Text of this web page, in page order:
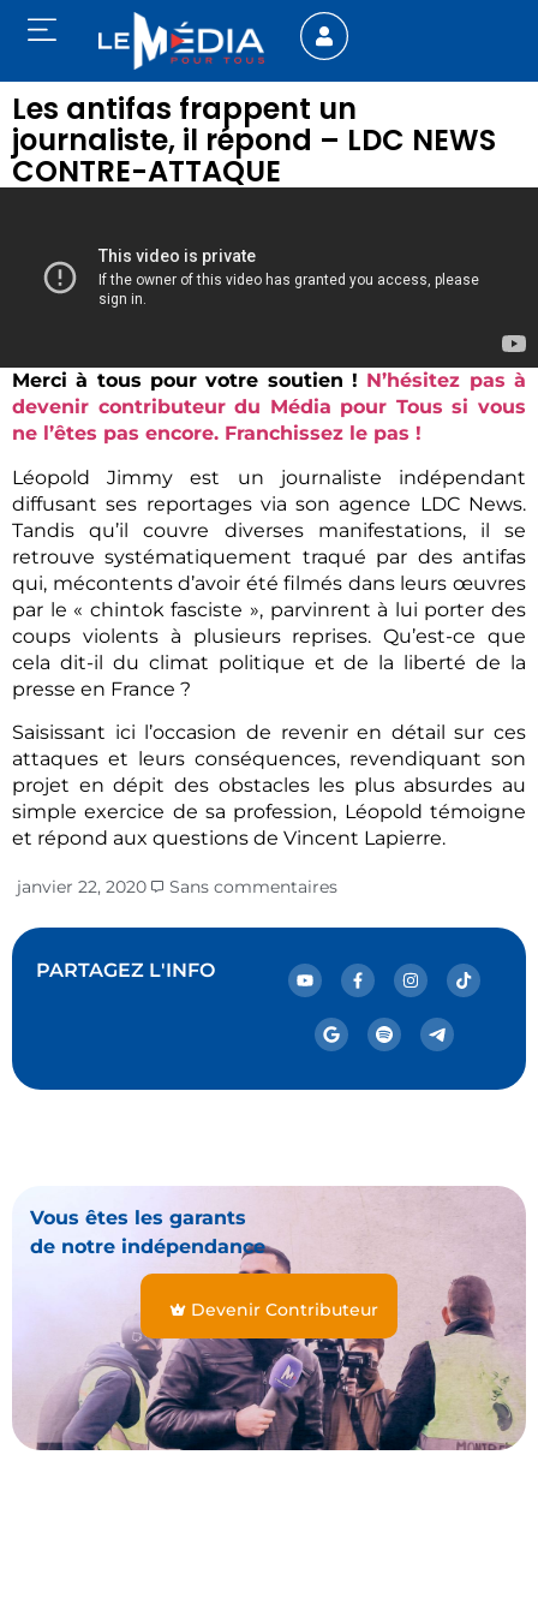
Les antifas frappent un
journaliste, il répond – LDC NEWS
CONTRE-ATTAQUE
Merci à tous pour votre soutien ! N’hésitez pas à
devenir contributeur du Média pour Tous si vous
ne l’êtes pas encore. Franchissez le pas !
Léopold Jimmy est un journaliste indépendant
diffusant ses reportages via son agence LDC News.
Tandis qu’il couvre diverses manifestations, il se
retrouve systématiquement traqué par des antifas
qui, mécontents d’avoir été filmés dans leurs œuvres
par le « chintok fasciste », parvinrent à lui porter des
coups violents à plusieurs reprises. Qu’est-ce que
cela dit-il du climat politique et de la liberté de la
presse en France ?
Saisissant ici l’occasion de revenir en détail sur ces
attaques et leurs conséquences, revendiquant son
projet en dépit des obstacles les plus absurdes au
simple exercice de sa profession, Léopold témoigne
et répond aux questions de Vincent Lapierre.
janvier 22, 2020 Sans commentaires
PARTAGEZ L'INFO
Vous êtes les garants
de notre indépendance
Devenir Contributeur